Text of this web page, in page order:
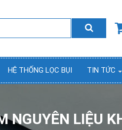
HỆ THỐNG LỌC BỤI TIN TỨC
NGUYÊN LIỆU